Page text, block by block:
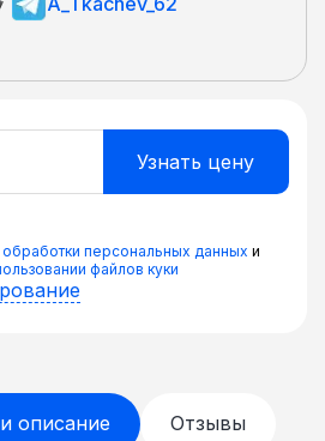
обработки персональных данных и
файлов куки
описание Отзывы